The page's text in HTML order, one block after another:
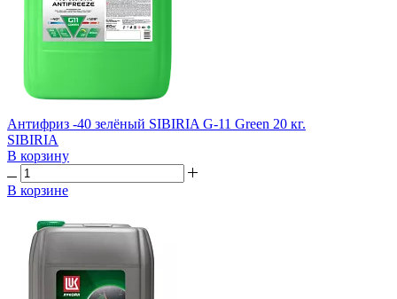
Антифриз -40 зелёный SIBIRIA G-11 Green 20 кг.
SIBIRIA
В корзину
В корзине